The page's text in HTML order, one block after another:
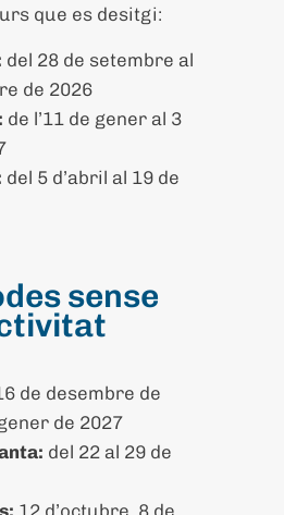
que es desitgi:
del 28 de setembre al
de 2026
de l’11 de gener al 3
del 5 d’abril al 19 de
sense
de desembre de
de 2027
del 22 al 29 de